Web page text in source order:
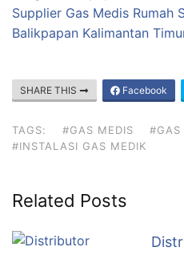
Supplier Gas Medis Rumah
Balikpapan Kalimantan
SHARE THIS Facebook
TAGS: #GAS MEDIS
#GAS
#INSTALASI GAS MEDIK
Related Posts